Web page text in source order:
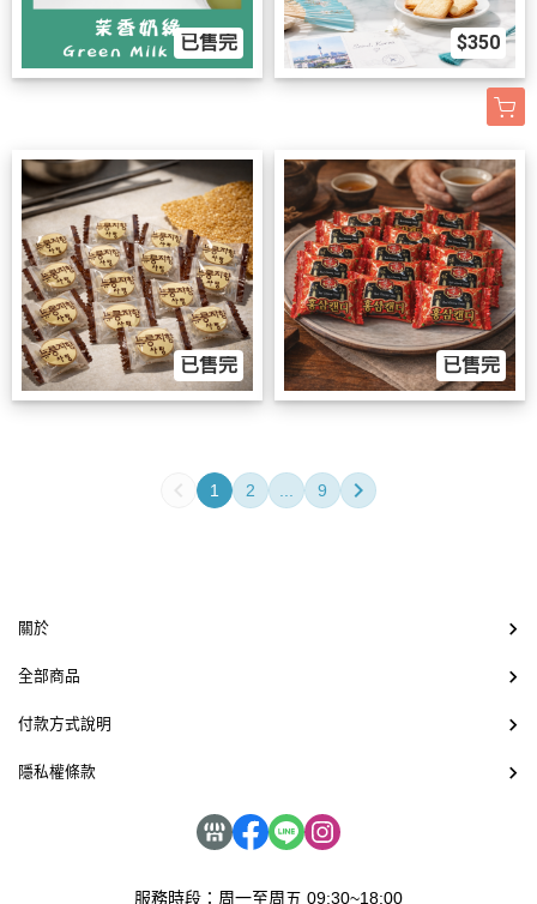
已售完 $350
已售完 已售完
1 2 ... 9
服務時段：周一至周五 09:30~18:00
關於
全部商品
付款方式說明
隱私權條款